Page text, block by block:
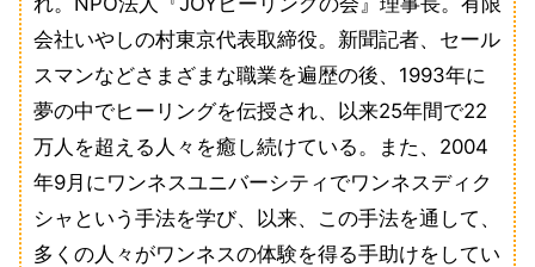
会社いやしの村東京代表取締役。新聞記者、セール
スマンなどさまざまな職業を遍歴の後、1993年に
夢の中でヒーリングを伝授され、以来25年間で22
万人を超える人々を癒し続けている。また、2004
年9月にワンネスユニバーシティでワンネスディク
シャという手法を学び、以来、この手法を通して、
多くの人々がワンネスの体験を得る手助けをしてい